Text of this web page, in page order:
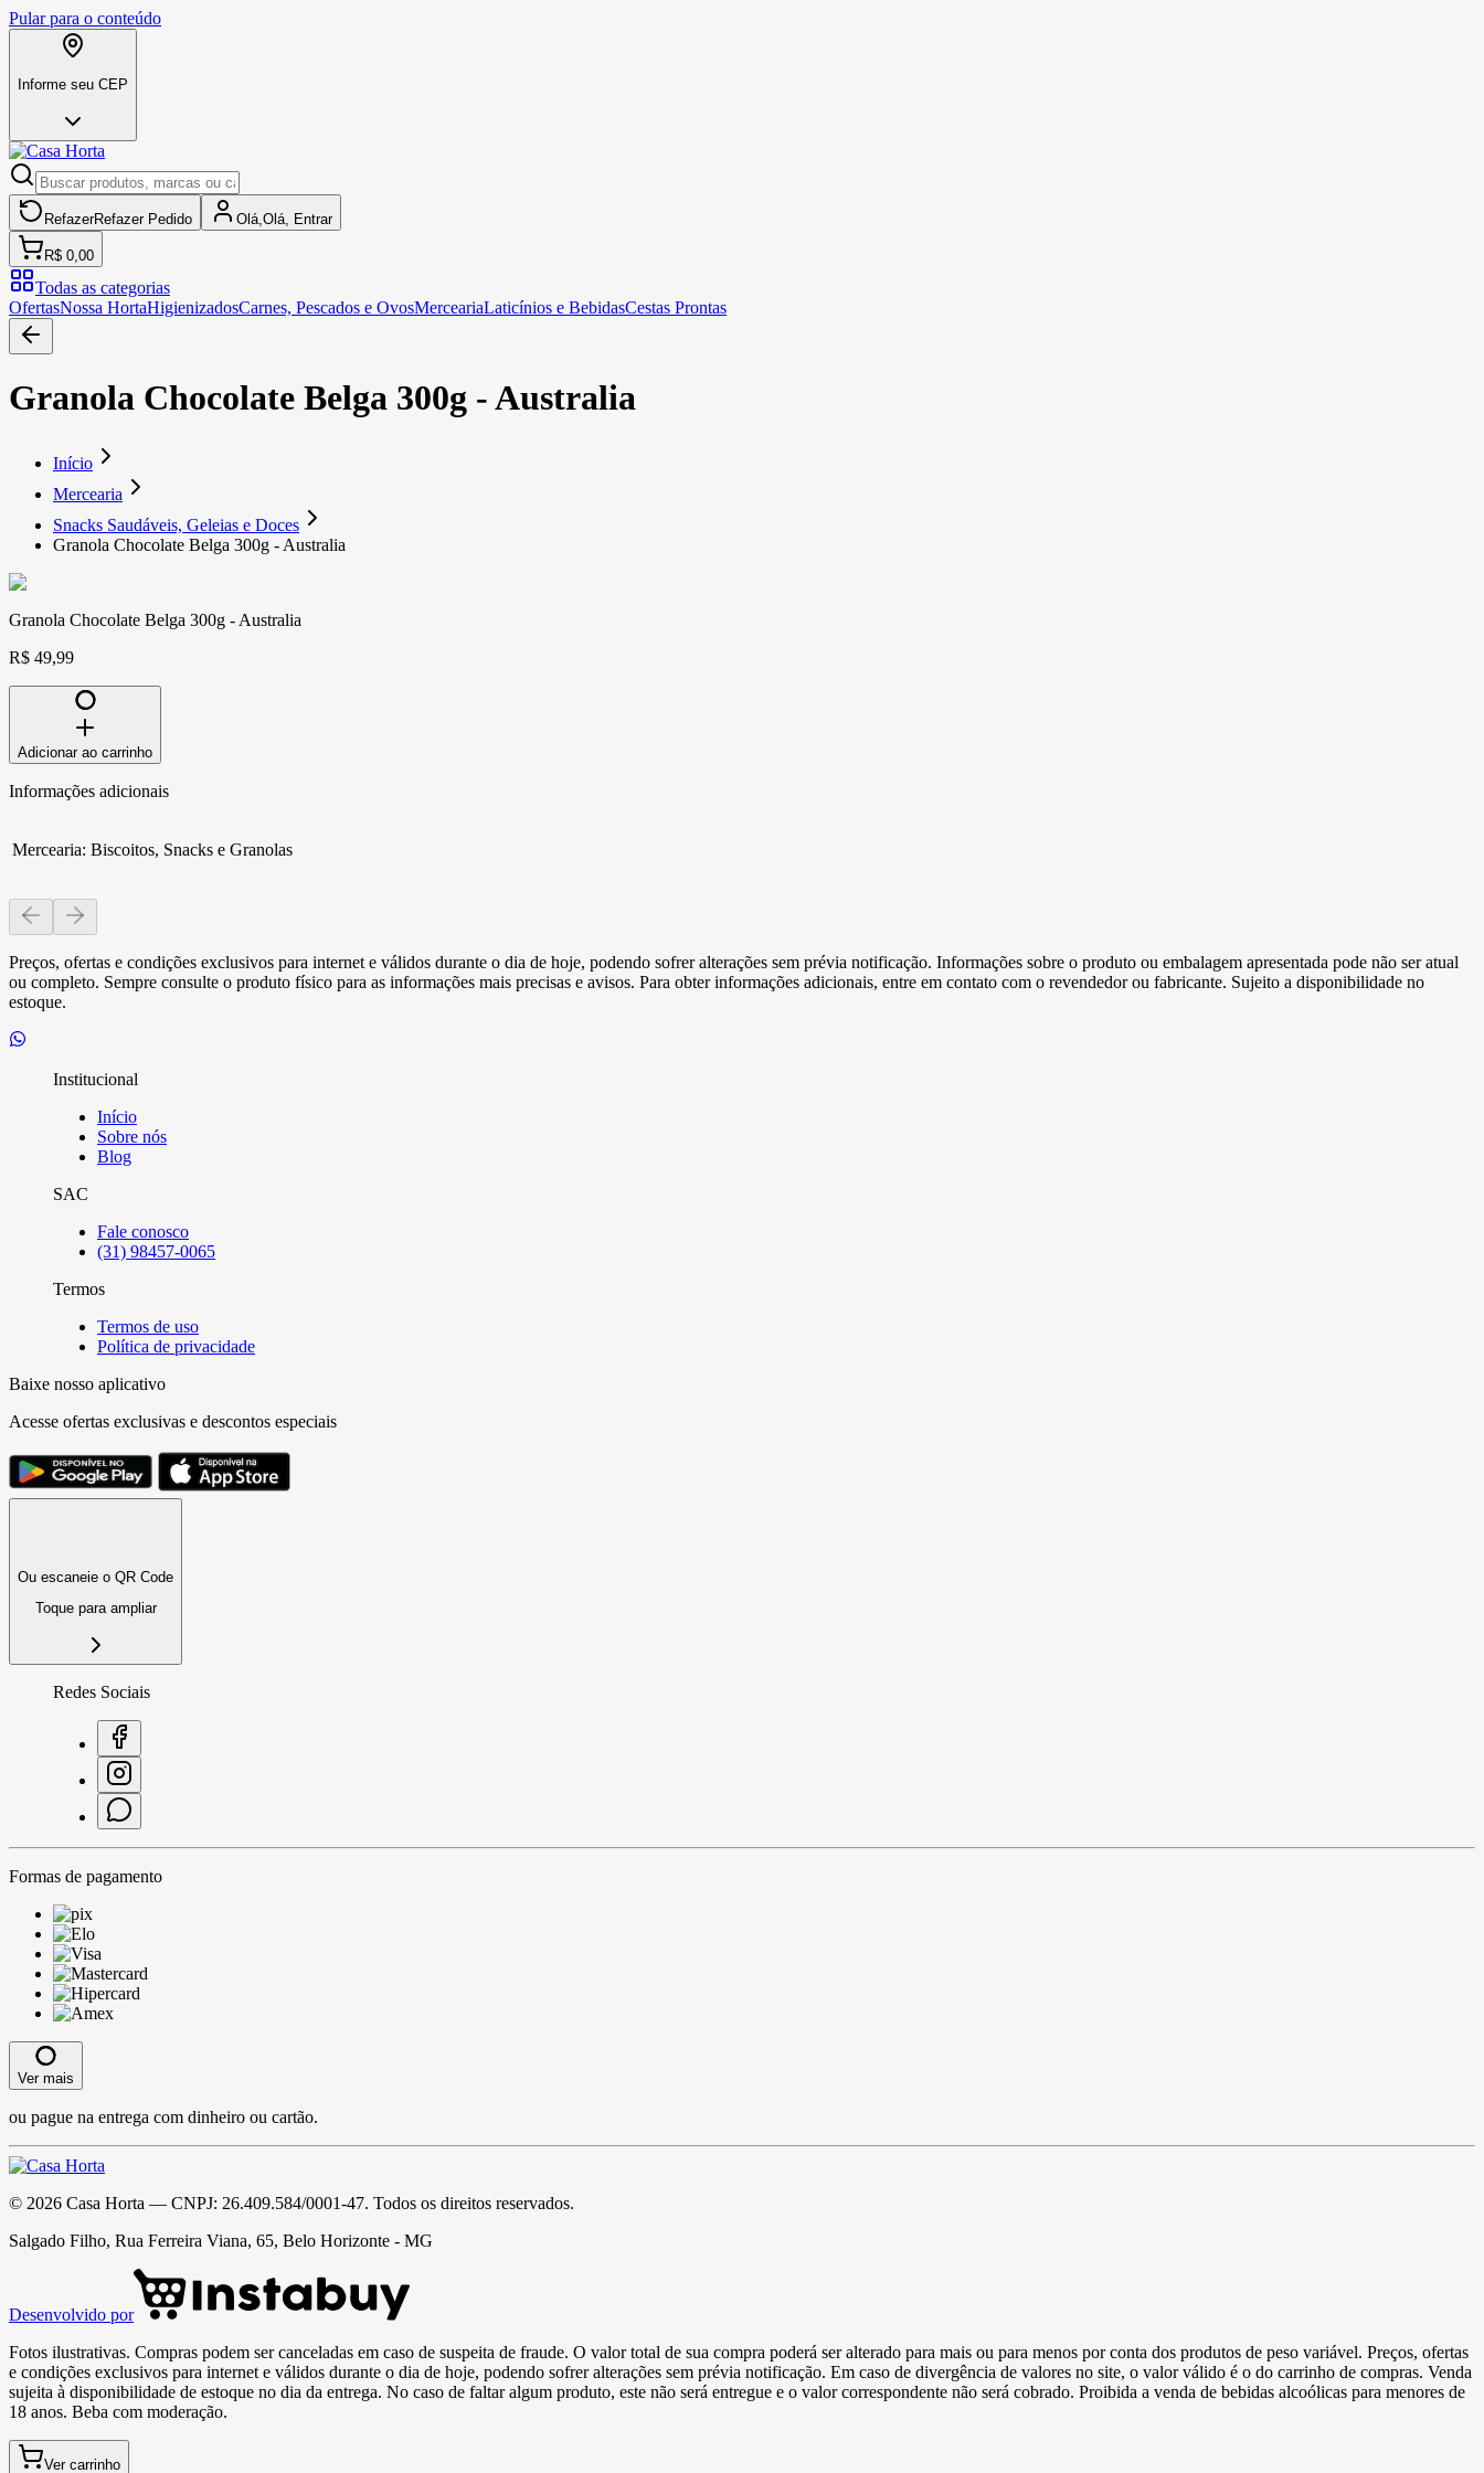
Pular para o conteúdo
Informe seu CEP
RefazerRefazer Pedido Olá, Olá, Entrar
R$ 0,00
Todas as categorias
OfertasNossa HortaHigienizadosCarnes, Pescados e OvosMerceariaLaticínios e BebidasCestas Prontas
Granola Chocolate Belga 300g - Australia
Início
Mercearia
Snacks Saudáveis, Geleias e Doces
Granola Chocolate Belga 300g - Australia
Granola Chocolate Belga 300g - Australia
R$ 49,99
Adicionar ao carrinho
Informações adicionais
Mercearia: Biscoitos, Snacks e Granolas
Preços, ofertas e condições exclusivos para internet e válidos durante o dia de hoje, podendo sofrer alterações sem prévia notificação. Informações sobre o produto ou embalagem apresentada pode não ser atual
ou completo. Sempre consulte o produto físico para as informações mais precisas e avisos. Para obter informações adicionais, entre em contato com o revendedor ou fabricante. Sujeito a disponibilidade no
estoque.
Institucional
Início
Sobre nós
Blog
SAC
Fale conosco
(31) 98457-0065
Termos
Termos de uso
Política de privacidade
Baixe nosso aplicativo
Acesse ofertas exclusivas e descontos especiais
Ou escaneie o QR Code
Toque para ampliar
Redes Sociais
Formas de pagamento
Ver mais
ou pague na entrega com dinheiro ou cartão.
© 2026 Casa Horta — CNPJ: 26.409.584/0001-47. Todos os direitos reservados.
Salgado Filho, Rua Ferreira Viana, 65, Belo Horizonte - MG
Desenvolvido por
Fotos ilustrativas. Compras podem ser canceladas em caso de suspeita de fraude. O valor total de sua compra poderá ser alterado para mais ou para menos por conta dos produtos de peso variável. Preços, ofertas
e condições exclusivos para internet e válidos durante o dia de hoje, podendo sofrer alterações sem prévia notificação. Em caso de divergência de valores no site, o valor válido é o do carrinho de compras. Venda
sujeita à disponibilidade de estoque no dia da entrega. No caso de faltar algum produto, este não será entregue e o valor correspondente não será cobrado. Proibida a venda de bebidas alcoólicas para menores de
18 anos. Beba com moderação.
Ver carrinho